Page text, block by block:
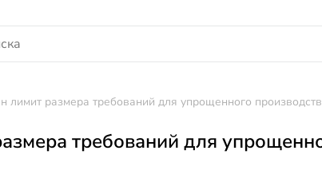
лимит размера требований для упрощенного
требований для